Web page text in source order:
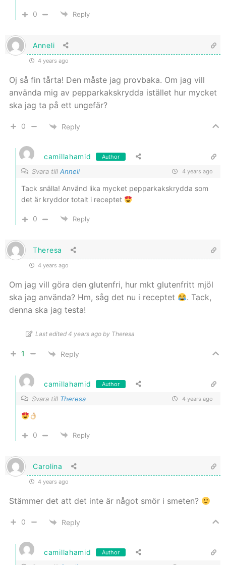
0 Reply
Anneli
4 years ago
Oj så fin tårta! Den måste jag provbaka. Om jag vill
använda mig av pepparkakskrydda istället hur mycket
ska jag ta på ett ungefär?
0 Reply
camillahamid Author
Svara till Anneli 4 years ago
Tack snälla! Använd lika mycket pepparkakskrydda som
det är kryddor totalt i receptet
0 Reply
Theresa
4 years ago
Om jag vill göra den glutenfri, hur mkt glutenfritt mjöl
ska jag använda? Hm, såg det nu i receptet
. Tack,
denna ska jag testa!
Last edited 4 years ago by Theresa
1 Reply
camillahamid Author
Svara till Theresa 4 years ago
0 Reply
Carolina
4 years ago
Stämmer det att det inte är något smör i smeten?
0 Reply
camillahamid Author